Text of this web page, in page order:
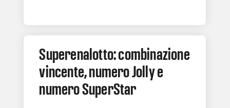
Superenalotto: combinazione
vincente, numero Jolly e
numero SuperStar